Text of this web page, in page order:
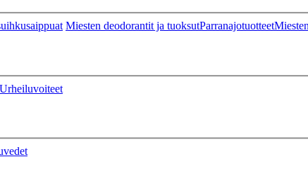
Miesten deodorantit ja tuoksutParranajotuotteet
Urheiluvoiteet